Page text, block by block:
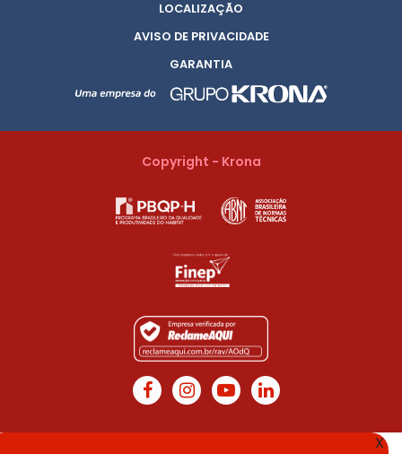
LOCALIZAÇÃO
AVISO DE PRIVACIDADE
GARANTIA
Copyright - Krona
X